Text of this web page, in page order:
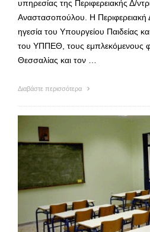
υπηρεσίας της Περιφερειακής Δ/
Αναστασοπούλου. Η Περιφερειακή
ηγεσία του Υπουργείου Παιδείας
του ΥΠΠΕΘ, τους εμπλεκόμενους
Θεσσαλίας και τον …
Διαβάστε περισσότερα